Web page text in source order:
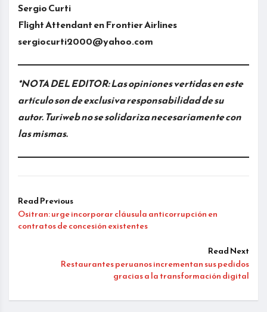
Sergio Curti
Flight Attendant en Frontier Airlines
sergiocurti2000@yahoo.com
*NOTA DEL EDITOR: Las opiniones vertidas en este
artículo son de exclusiva responsabilidad de su
autor. Turiweb no se solidariza necesariamente con
las mismas.
Read Previous
Ositran: urge incorporar cláusula anticorrupción en
contratos de concesión existentes
Read Next
Restaurantes peruanos incrementan sus pedidos
gracias a la transformación digital